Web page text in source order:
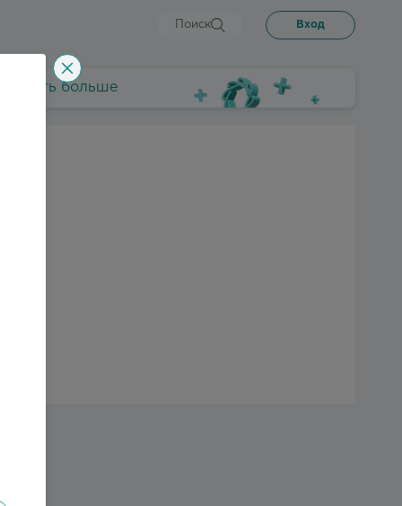
Поиск Вход
Узнать больше